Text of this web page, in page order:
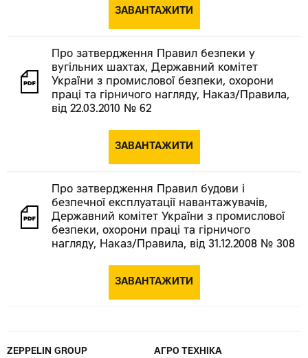
ЗАВАНТАЖИТИ
Про затвердження Правил безпеки у
вугільних шахтах, Державний комітет
України з промислової безпеки, охорони
праці та гірничого нагляду, Наказ/Правила,
від 22.03.2010 № 62
ЗАВАНТАЖИТИ
Про затвердження Правил будови і
безпечної експлуатації навантажувачів,
Державний комітет України з промислової
безпеки, охорони праці та гірничого
нагляду, Наказ/Правила, від 31.12.2008 № 308
ЗАВАНТАЖИТИ
ZEPPELIN GROUP АГРО ТЕХНІКА